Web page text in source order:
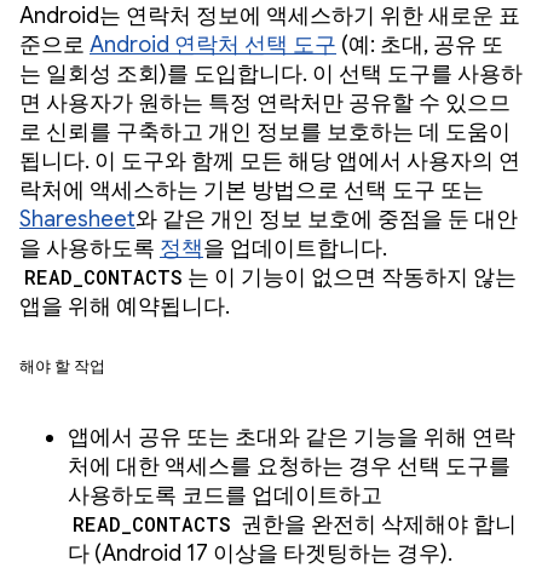
Android는 연락처 정보에 액세스하기 위한 새로운 표
준으로 Android 연락처 선택 도구 (예: 초대, 공유 또
는 일회성 조회)를 도입합니다. 이 선택 도구를 사용하
면 사용자가 원하는 특정 연락처만 공유할 수 있으므
로 신뢰를 구축하고 개인 정보를 보호하는 데 도움이
됩니다. 이 도구와 함께 모든 해당 앱에서 사용자의 연
락처에 액세스하는 기본 방법으로 선택 도구 또는
Sharesheet와 같은 개인 정보 보호에 중점을 둔 대안
을 사용하도록 정책을 업데이트합니다.
READ_CONTACTS 는 이 기능이 없으면 작동하지 않는
앱을 위해 예약됩니다.
해야 할 작업
앱에서 공유 또는 초대와 같은 기능을 위해 연락
처에 대한 액세스를 요청하는 경우 선택 도구를
사용하도록 코드를 업데이트하고
READ_CONTACTS 권한을 완전히 삭제해야 합니
다 (Android 17 이상을 타겟팅하는 경우).